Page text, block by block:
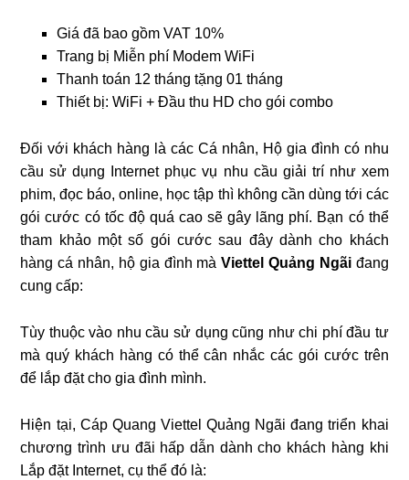
Giá đã bao gồm VAT 10%
Trang bị Miễn phí Modem WiFi
Thanh toán 12 tháng tặng 01 tháng
Thiết bị: WiFi + Đầu thu HD cho gói combo
Đối với khách hàng là các Cá nhân, Hộ gia đình có nhu
cầu sử dụng Internet phục vụ nhu cầu giải trí như xem
phim, đọc báo, online, học tập thì không cần dùng tới các
gói cước có tốc độ quá cao sẽ gây lãng phí. Bạn có thể
tham khảo một số gói cước sau đây dành cho khách
hàng cá nhân, hộ gia đình màViettel Quảng Ngãiđang
cung cấp:
Tùy thuộc vào nhu cầu sử dụng cũng như chi phí đầu tư
mà quý khách hàng có thể cân nhắc các gói cước trên
để lắp đặt cho gia đình mình.
Hiện tại, Cáp Quang Viettel Quảng Ngãi đang triển khai
chương trình ưu đãi hấp dẫn dành cho khách hàng khi
Lắp đặt Internet, cụ thể đó là: